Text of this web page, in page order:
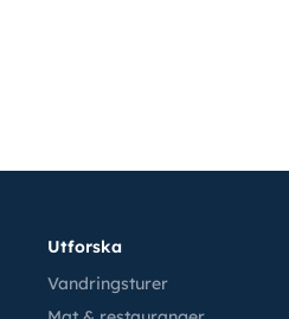
Utforska
Vandringsturer